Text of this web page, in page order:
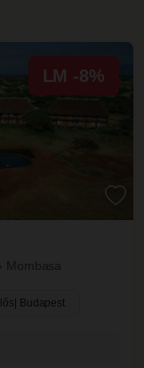
LM -8%
» Mombasa
| Budapest